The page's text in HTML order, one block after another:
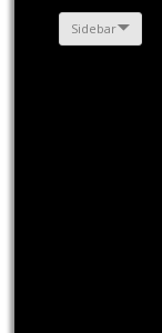
Sidebar